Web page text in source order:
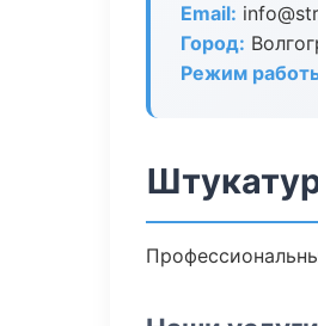
Email:
Город:
Режим